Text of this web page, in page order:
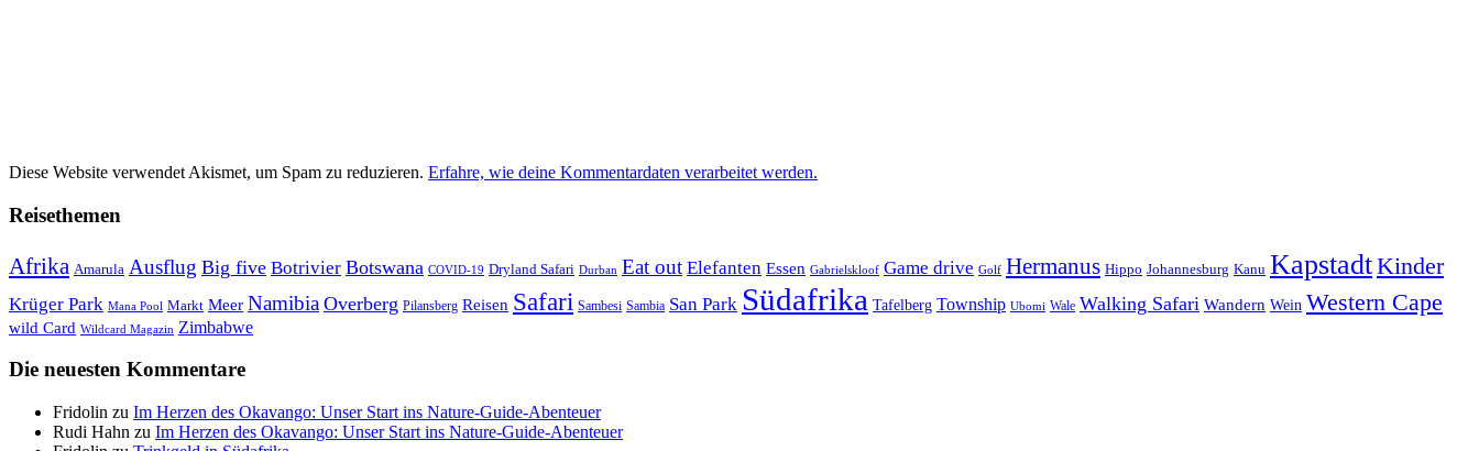
Diese Website verwendet Akismet, um Spam zu reduzieren. Erfahre, wie deine Kommentardaten verarbeitet werden.
Reisethemen
Afrika Amarula Ausflug Big five Botrivier Botswana COVID-19 Dryland Safari Durban Eat out Elefanten Essen Gabrielskloof Game drive Golf Hermanus Hippo Johannesburg Kanu KapstadtKinder
Krüger Park Mana Pool Markt Meer Namibia Overberg Pilansberg Reisen Safari Sambesi Sambia San Park Südafrika Tafelberg Township Ubomi Wale Walking Safari Wandern Wein Western Cape
wild Card Wildcard Magazin Zimbabwe
Die neuesten Kommentare
Fridolin zu Im Herzen des Okavango: Unser Start ins Nature-Guide-Abenteuer
Rudi Hahn zu Im Herzen des Okavango: Unser Start ins Nature-Guide-Abenteuer